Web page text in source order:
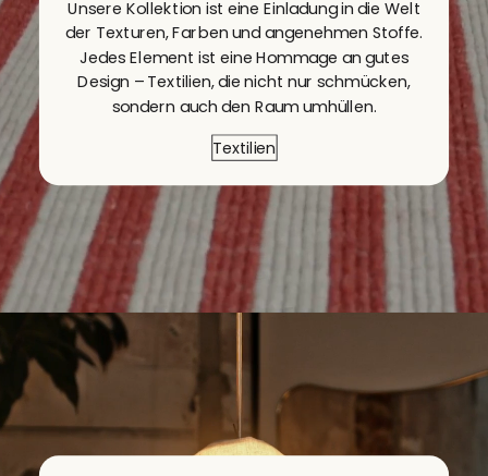
Unsere Kollektion ist eine Einladung in die Welt
der Texturen, Farben und angenehmen Stoffe.
Jedes Element ist eine Hommage an gutes
Design – Textilien, die nicht nur schmücken,
sondern auch den Raum umhüllen.
Textilien